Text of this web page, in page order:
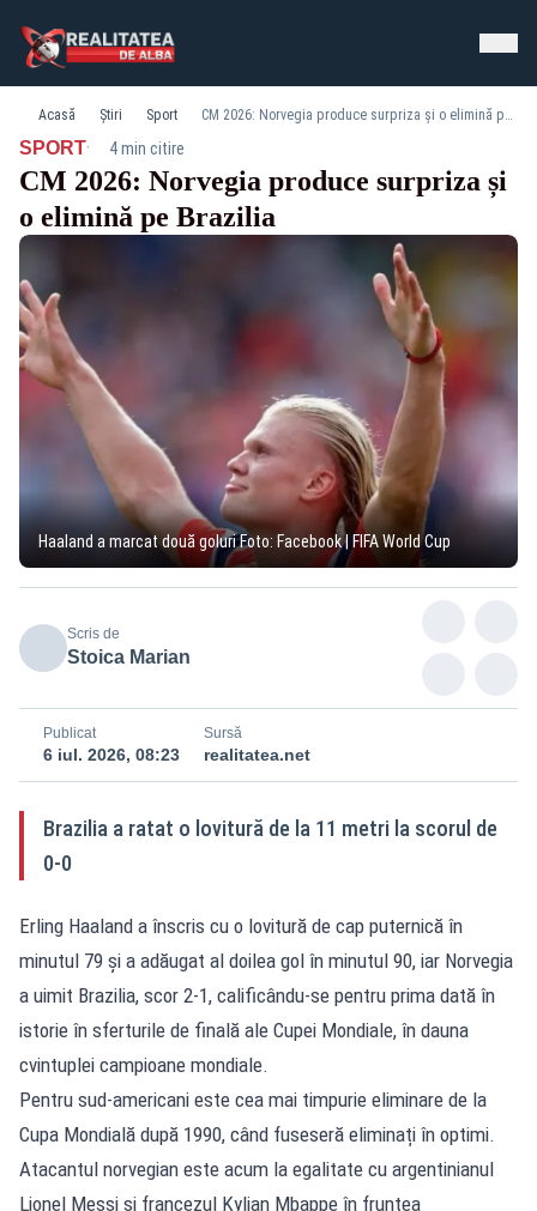
Acasă Știri Sport CM 2026: Norvegia produce surpriza și o elimină pe Brazilia
SPORT· 4 min citire
CM 2026: Norvegia produce surpriza și
o elimină pe Brazilia
Haaland a marcat două goluri Foto: Facebook | FIFA World Cup
Scris de
Stoica Marian
Publicat
6 iul. 2026, 08:23
Sursă
realitatea.net
Brazilia a ratat o lovitură de la 11 metri la scorul de
0-0
Erling Haaland a înscris cu o lovitură de cap puternică în
minutul 79 și a adăugat al doilea gol în minutul 90, iar Norvegia
a uimit Brazilia, scor 2-1, calificându-se pentru prima dată în
istorie în sferturile de finală ale Cupei Mondiale, în dauna
cvintuplei campioane mondiale.
Pentru sud-americani este cea mai timpurie eliminare de la
Cupa Mondială după 1990, când fuseseră eliminați în optimi.
Atacantul norvegian este acum la egalitate cu argentinianul
Lionel Messi și francezul Kylian Mbappe în fruntea